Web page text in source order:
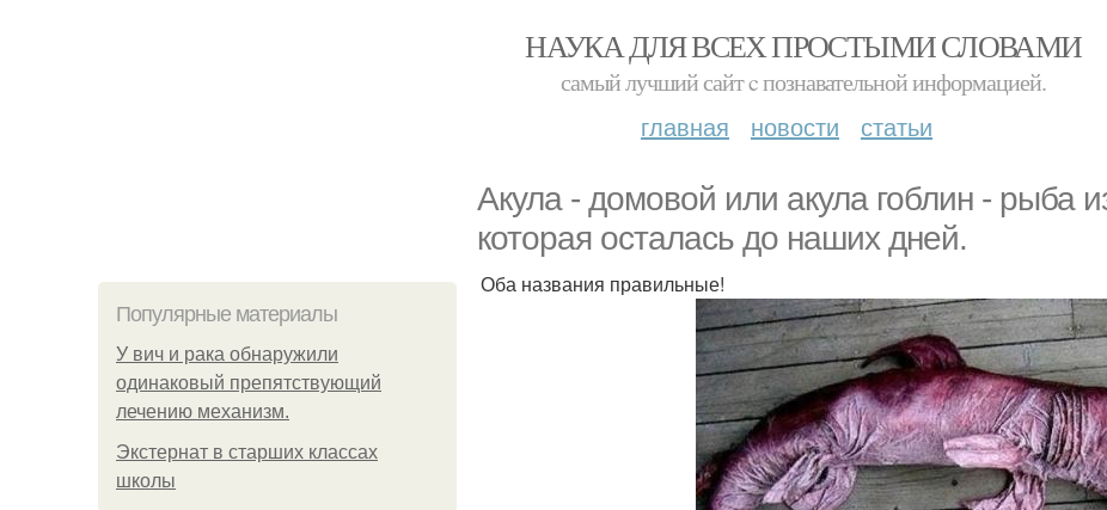
НАУКА ДЛЯ ВСЕХ ПРОСТЫМИ СЛОВАМИ
самый лучший сайт c познавательной информацией.
главная новости статьи
Акула - домовой или акула гоблин - рыба
которая осталась до наших дней.
Популярные материалы
У вич и рака обнаружили
одинаковый препятствующий
лечению механизм.
Экстернат в старших классах
школы
Оба названия правильные!